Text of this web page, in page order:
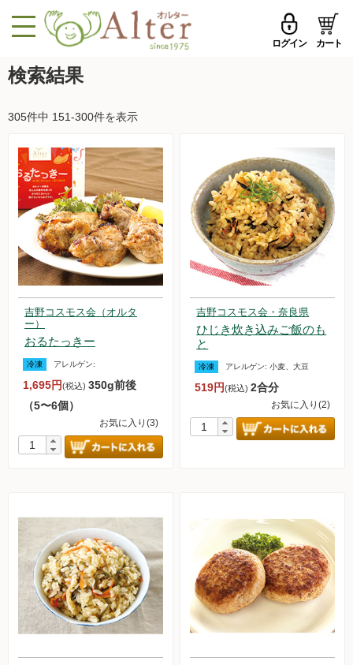
ログイン カート
メールアドレス
メールアドレスを保存する
パスワードを忘れた方はこちら
初めての方へ
新規一般会員登録
MENU
トップページへ戻る
セール品・おすすめ
お試しセット
今週の新登場
野菜
無農薬米・雑穀
無農薬豆
パン・蜂蜜・ジャム他
国産大豆の加工品
水産品
肉類
冷蔵食品他
惣菜
麺
検索結果
305件中 151-300件を表示
吉野コスモス会（オルタ
ー）
おるたっきー
冷凍 アレルゲン:
1,695円(税込) 350g前後
（5〜6個）
お気に入り(3)
吉野コスモス会・奈良県
ひじき炊き込みご飯のも
と
冷凍 アレルゲン:小麦、大豆
519円(税込)2合分
お気に入り(2)